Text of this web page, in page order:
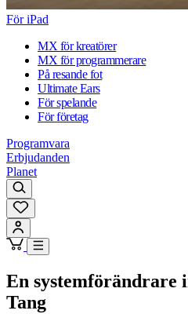
För iPad
MX för kreatörer
MX för programmerare
På resande fot
Ultimate Ears
För spelande
För företag
Programvara
Erbjudanden
Planet
En systemförändrare
Tang